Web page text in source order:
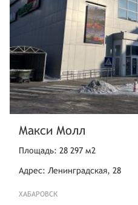
Макси Молл
Площадь: 28 297 м2
Адрес: Ленинградская, 28
ХАБАРОВСК